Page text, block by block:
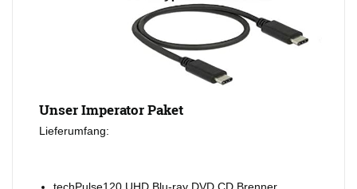
Unser Imperator Paket
Lieferumfang: